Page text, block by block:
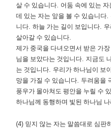
살 수 있습니다. 어둠 속에 있는
데 있는 자는 앞을 볼 수 있습니다.
니다.하늘 가는 길이 보입니다.
살아갈 수 있습니다.
제가 중국을 다녀오면서 받은 가
님을 보았다는 것입니다. 지금도
는 것입니다. 우리가 하나님이 보
망을 가질 수 있습니다. 두려움을
풍우가 몰아쳐도 평안을 누릴 수
하나님께 동행하며 빛된 하나님
(4) 믿지 않는 자는 말씀대로 심판